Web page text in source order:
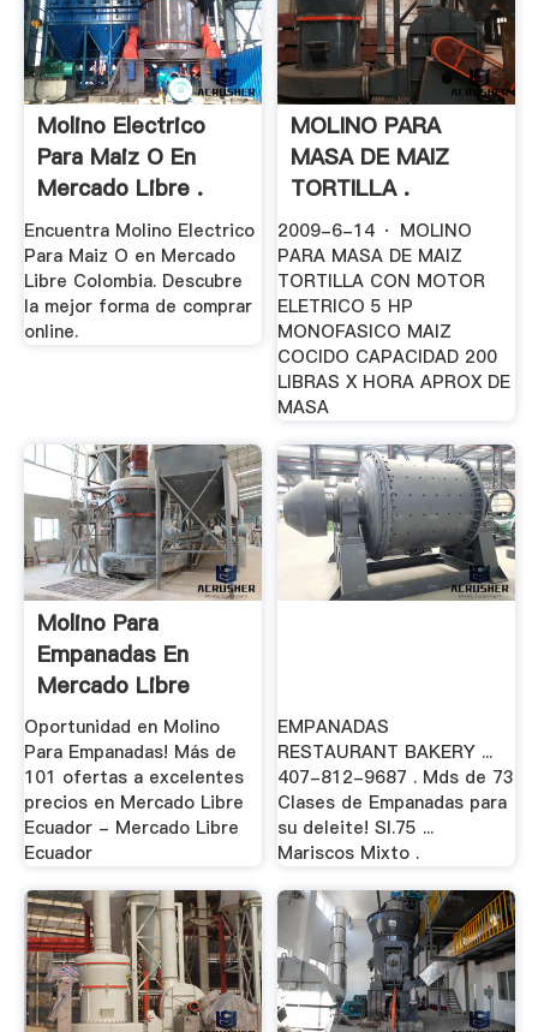
Molino Electrico
Para Maiz O En
Mercado Libre .
Encuentra Molino Electrico
Para Maiz O en Mercado
Libre Colombia. Descubre
la mejor forma de comprar
online.
MOLINO PARA
MASA DE MAIZ
TORTILLA .
2009-6-14 · MOLINO
PARA MASA DE MAIZ
TORTILLA CON MOTOR
ELETRICO 5 HP
MONOFASICO MAIZ
COCIDO CAPACIDAD 200
LIBRAS X HORA APROX DE
MASA
Molino Para
Empanadas En
Mercado Libre
Ecuador
Oportunidad en Molino
Para Empanadas! Más de
101 ofertas a excelentes
precios en Mercado Libre
Ecuador - Mercado Libre
Ecuador
EMPANADAS
RESTAURANT BAKERY ...
407-812-9687 . Mds de 73
Clases de Empanadas para
su deleite! Sl.75 ...
Mariscos Mixto .